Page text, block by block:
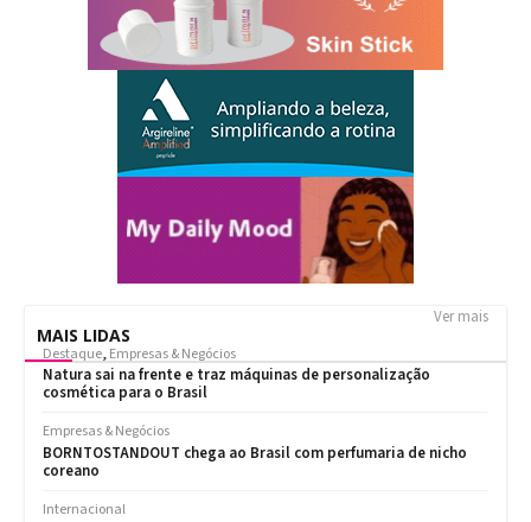
MAIS LIDAS
Ver mais